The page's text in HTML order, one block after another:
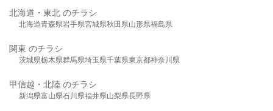
北海道・東北 のチラシ
北海道青森県岩手県宮城県秋田県山形県福島県
関東 のチラシ
茨城県栃木県群馬県埼玉県千葉県東京都神奈川県
甲信越・北陸 のチラシ
新潟県富山県石川県福井県山梨県長野県